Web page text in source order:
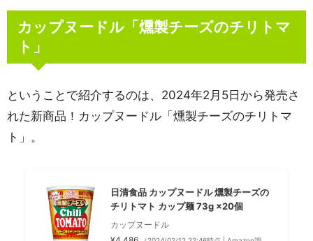
カップヌードル「燻製チーズのチリトマ
ト」
ということで紹介するのは、2024年2月5日から発売さ
れた新商品！カップヌードル「燻製チーズのチリトマ
ト」。
日清食品 カップヌードル 燻製チーズの
チリトマト カップ麺 73g ×20個
カップヌードル